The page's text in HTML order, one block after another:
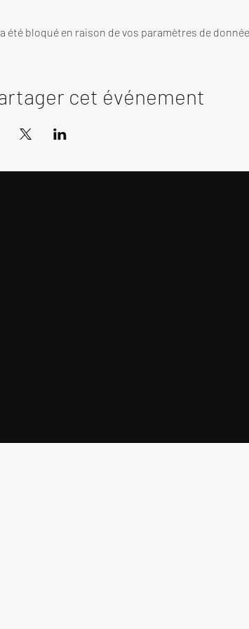
a été bloqué en raison de vos paramètres de
cet événement